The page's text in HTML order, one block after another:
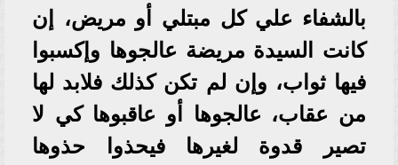
بالشفاء علي كل مبتلي أو مريض، إن
كانت السيدة مريضة عالجوها وإكسبوا
فيها ثواب، وإن لم تكن كذلك فلابد لها
من عقاب، عالجوها أو عاقبوها كي لا
تصير قدوة لغيرها فيحذوا حذوها